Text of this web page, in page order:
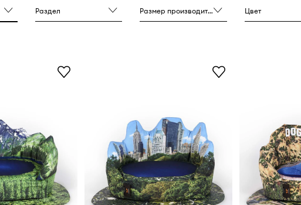
Раздел Размер производителя Цвет